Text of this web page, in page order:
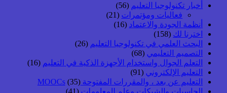
أخبار تكنولوجيا التعليم (56)
فعاليات ومؤتمرات (21)
أنظمة الجودة والاعتماد (16)
اخترنا لك (158)
البحث العلمي في تكنولوجيا التعليم (26)
التصميم التعليمي (68)
التعلم الجوال واستخدام الأجهزة الذكية في التعليم (16)
التعليم الإلكتروني (91)
التعليم عن بعد ، والمقررات المفتوحة MOOCs (35)
الحاسبات والشبكات وعلم المعلومات (41)